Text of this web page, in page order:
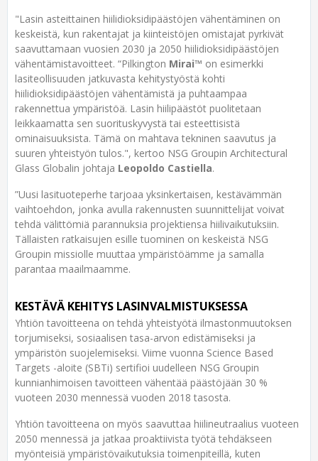
"Lasin asteittainen hiilidioksidipäästöjen vähentäminen on
keskeistä, kun rakentajat ja kiinteistöjen omistajat pyrkivät
saavuttamaan vuosien 2030 ja 2050 hiilidioksidipäästöjen
vähentämistavoitteet. “Pilkington Mirai™ on esimerkki
lasiteollisuuden jatkuvasta kehitystyöstä kohti
hiilidioksidipäästöjen vähentämistä ja puhtaampaa
rakennettua ympäristöä. Lasin hiilipäästöt puolitetaan
leikkaamatta sen suorituskyvystä tai esteettisistä
ominaisuuksista. Tämä on mahtava tekninen saavutus ja
suuren yhteistyön tulos.", kertoo NSG Groupin Architectural
Glass Globalin johtaja Leopoldo Castiella.
”Uusi lasituoteperhe tarjoaa yksinkertaisen, kestävämmän
vaihtoehdon, jonka avulla rakennusten suunnittelijat voivat
tehdä välittömiä parannuksia projektiensa hiilivaikutuksiin.
Tällaisten ratkaisujen esille tuominen on keskeistä NSG
Groupin missiolle muuttaa ympäristöämme ja samalla
parantaa maailmaamme.
KESTÄVÄ KEHITYS LASINVALMISTUKSESSA
Yhtiön tavoitteena on tehdä yhteistyötä ilmastonmuutoksen
torjumiseksi, sosiaalisen tasa-arvon edistämiseksi ja
ympäristön suojelemiseksi. Viime vuonna Science Based
Targets -aloite (SBTi) sertifioi uudelleen NSG Groupin
kunnianhimoisen tavoitteen vähentää päästöjään 30 %
vuoteen 2030 mennessä vuoden 2018 tasosta.
Yhtiön tavoitteena on myös saavuttaa hiilineutraalius vuoteen
2050 mennessä ja jatkaa proaktiivista työtä tehdäkseen
myönteisiä ympäristövaikutuksia toimenpiteillä, kuten